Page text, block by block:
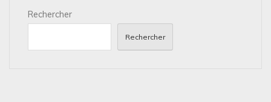
Rechercher
Rechercher